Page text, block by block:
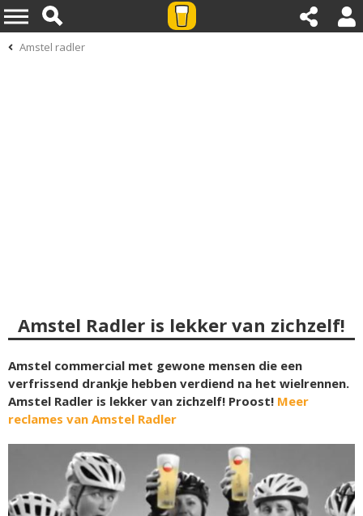
Amstel radler
Amstel Radler is lekker van zichzelf!
Amstel commercial met gewone mensen die een
verfrissend drankje hebben verdiend na het wielrennen.
Amstel Radler is lekker van zichzelf! Proost! Meer
reclames van Amstel Radler